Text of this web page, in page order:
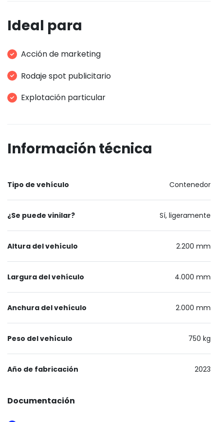
Ideal para
Acción de marketing
Rodaje spot publicitario
Explotación particular
Información técnica
Tipo de vehículo Contenedor
¿Se puede vinilar? Sí, ligeramente
Altura del vehículo 2.200 mm
Largura del vehículo 4.000 mm
Anchura del vehículo 2.000 mm
Peso del vehículo 750 kg
Año de fabricación 2023
Documentación